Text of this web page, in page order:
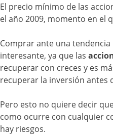
El precio mínimo de las
el año 2009, momento en el
Comprar ante una
interesante, ya que las
recuperar con creces y es
recuperar la inversión antes
Pero esto no quiere decir
como ocurre con cualquier
hay riesgos.